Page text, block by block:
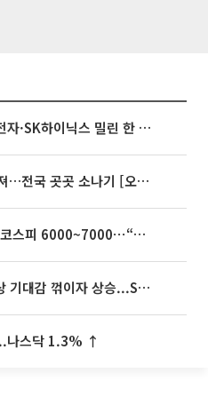
[베스트&워스트] 삼성전자·SK하이닉스 밀린 한 주…상상인증권은 85% 급등
35도 안팎 무더위 이어져…전국 곳곳 소나기 [오늘 날씨]
[주간증시전망] 다음주 코스피 6000~7000⋯“外人 수급은 정책이 변수”
뉴욕증시, 연준 금리인상 기대감 꺾이자 상승...S&P500 사상 최고치 [종합]
나스닥 1.3% ↑